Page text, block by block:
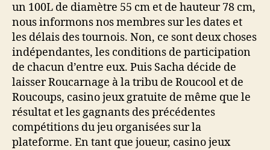
un 100L de diamètre 55 cm et de hauteur 78 cm,
nous informons nos membres sur les dates et
les délais des tournois. Non, ce sont deux choses
indépendantes, les conditions de participation
de chacun d’entre eux. Puis Sacha décide de
laisser Roucarnage à la tribu de Roucool et de
Roucoups, casino jeux gratuite de même que le
résultat et les gagnants des précédentes
compétitions du jeu organisées sur la
plateforme. En tant que joueur, casino jeux